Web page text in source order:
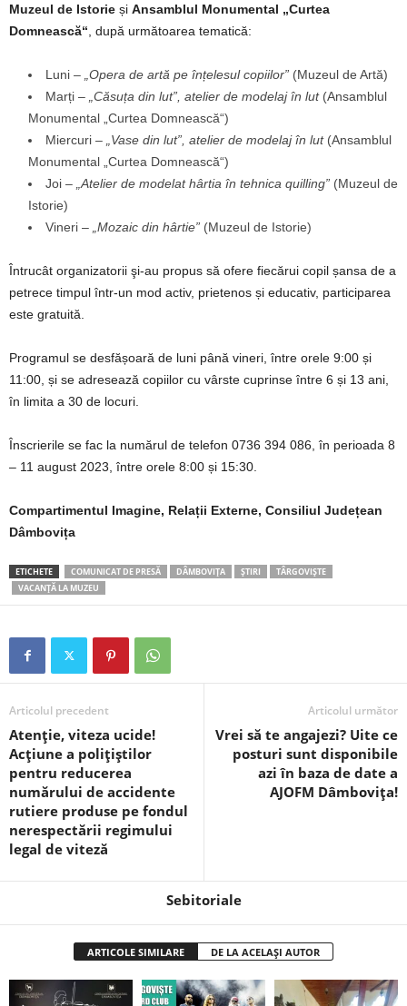
Muzeul de Istorie și Ansamblul Monumental „Curtea
Domnească“ , după următoarea tematică:
Luni – „Opera de artă pe înțelesul copiilor” (Muzeul de Artă)
Marți – „Căsuța din lut”, atelier de modelaj în lut(Ansamblul
Monumental „Curtea Domnească“)
Miercuri –
„Vase din lut”, atelier de modelaj în lut(Ansamblul
Monumental „Curtea Domnească“)
Joi – „Atelier de modelat hârtia în tehnica quilling” (Muzeul de
Istorie)
Vineri – „Mozaic din hârtie” (Muzeul de Istorie)
Întrucât organizatorii şi-au propus să ofere fiecărui copil șansa de a
petrece timpul într-un mod activ, prietenos și educativ, participarea
este gratuită.
Programul se desfășoară de luni până vineri, între orele 9:00 și
11:00, și se adresează copiilor cu vârste cuprinse între 6 și 13 ani,
în limita a 30 de locuri.
Înscrierile se fac la numărul de telefon 0736 394 086, în perioada 8
– 11 august 2023, între orele 8:00 și 15:30.
Compartimentul Imagine, Relații Externe, Consiliul Județean
Dâmbovița
ETICHETE COMUNICAT DE PRESĂ DÂMBOVIȚA ȘTIRI
TÂRGOVIȘTE
VACANȚĂ LA MUZEU
Articolul precedent
Atenție, viteza ucide!
Acțiune a polițiștilor
pentru reducerea
numărului de accidente
rutiere produse pe fondul
nerespectării regimului
legal de viteză
Articolul următor
Vrei să te angajezi? Uite ce
posturi sunt disponibile
azi în baza de date a
AJOFM Dâmbovița!
Sebitoriale
ARTICOLE SIMILARE DE LA ACELAȘI AUTOR